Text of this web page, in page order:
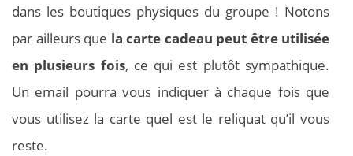
dans les boutiques physiques du groupe ! Notons
par ailleurs que la carte cadeau peut être utilisée
en plusieurs fois, ce qui est plutôt sympathique.
Un email pourra vous indiquer à chaque fois que
vous utilisez la carte quel est le reliquat qu’il vous
reste.